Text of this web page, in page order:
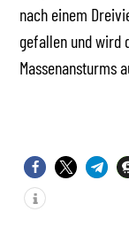
nach einem
gefallen und wird
Massenansturms